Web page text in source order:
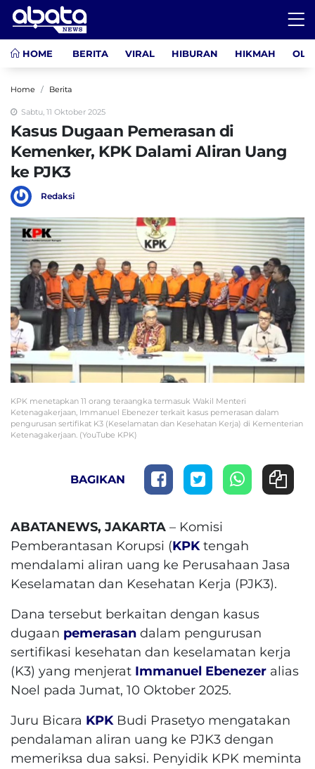
HOME BERITA VIRAL HIBURAN HIKMAH
Home Berita
Sabtu, 11 Oktober 2025
Kasus Dugaan Pemerasan di
Kemenker, KPK Dalami Aliran Uang
ke PJK3
Redaksi
KPK menetapkan 11 orang teraangka termasuk Wakil Menteri
Ketenagakerjaan, Immanuel Ebenezer terkait kasus pemerasan dalam
pengurusan sertifikat K3 (Keselamatan dan Kesehatan Kerja) di Kementerian
Ketenagakerjaan. (YouTube KPK)
BAGIKAN
ABATANEWS, JAKARTA – Komisi
Pemberantasan Korupsi (KPK tengah
mendalami aliran uang ke Perusahaan Jasa
Keselamatan dan Kesehatan Kerja (PJK3).
Dana tersebut berkaitan dengan kasus
dugaan pemerasan dalam pengurusan
sertifikasi kesehatan dan keselamatan kerja
(K3) yang menjerat Immanuel Ebenezer alias
Noel pada Jumat, 10 Oktober 2025.
Juru Bicara KPK Budi Prasetyo mengatakan
pendalaman aliran uang ke PJK3 dengan
memeriksa dua saksi. Penyidik KPK meminta